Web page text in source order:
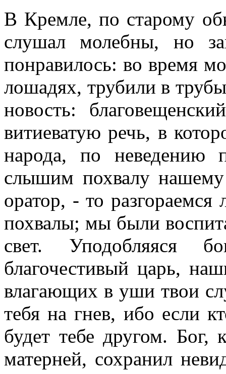
В Кремле, по старому
слушал молебны, но
понравилось: во время
лошадях, трубили в
новость:
витиеватую речь, в
народа, по неведению
слышим похвалу
оратор, - то
похвалы; мы были
свет. Уподобляяся
благочестивый царь,
влагающих в уши твои
тебя на гнев, ибо если
будет тебе другом. Бог,
матерней, сохранил